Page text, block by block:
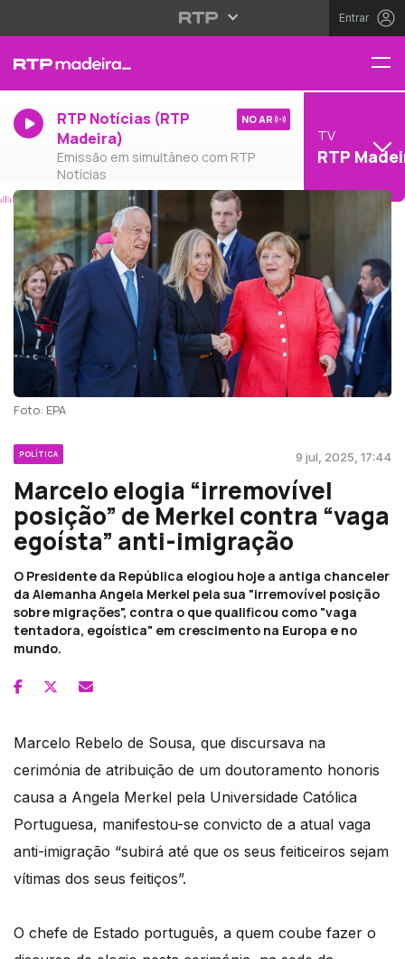
Entrar
RTP Notícias (RTP
Madeira)
Emissão em simultâneo com RTP
Notícias
NO AR
TV
RTP
Foto: EPA
POLÍTICA 9 jul, 2025, 17:44
Marcelo elogia “irremovível
posição” de Merkel contra “vaga
egoísta” anti-imigração
O Presidente da República elogiou hoje a antiga chanceler
da Alemanha Angela Merkel pela sua "irremovível posição
sobre migrações", contra o que qualificou como "vaga
tentadora, egoística" em crescimento na Europa e no
mundo.
Marcelo Rebelo de Sousa, que discursava na
cerimónia de atribuição de um doutoramento honoris
causa a Angela Merkel pela Universidade Católica
Portuguesa, manifestou-se convicto de a atual vaga
anti-imigração “subirá até que os seus feiticeiros sejam
vítimas dos seus feitiços”.
O chefe de Estado português, a quem coube fazer o